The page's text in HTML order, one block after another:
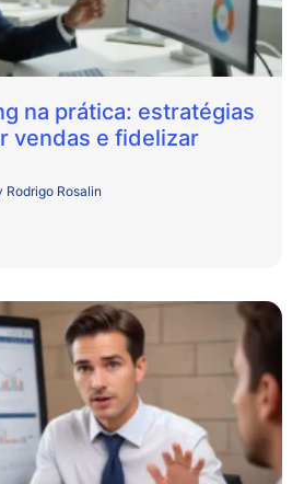
na prática: estratégias
vendas e fidelizar
Rodrigo Rosalin